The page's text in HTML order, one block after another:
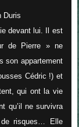
devant lui. Il est
de Pierre » ne
son appartement
Cédric !) et
qui ont la vie
qu’il ne survivra
risques… Elle